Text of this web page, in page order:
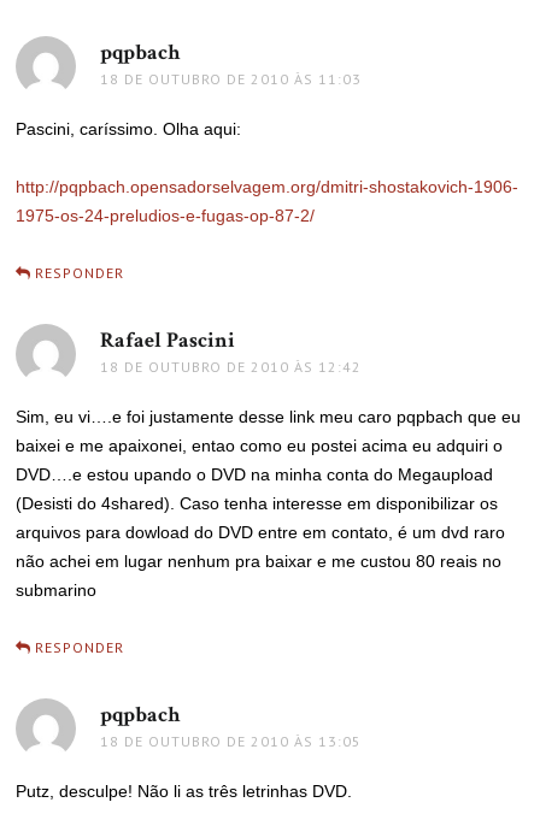
pqpbachdisse:
18 DE OUTUBRO DE 2010 ÀS 11:03
Pascini, caríssimo. Olha aqui:
http://pqpbach.opensadorselvagem.org/dmitri-shostakovich-1906-
1975-os-24-preludios-e-fugas-op-87-2/
RESPONDER
Rafael Pascini
18 DE OUTUBRO DE 2010 ÀS 12:42
Sim, eu vi….e foi justamente desse link meu caro pqpbach que eu
baixei e me apaixonei, entao como eu postei acima eu adquiri o
DVD….e estou upando o DVD na minha conta do Megaupload
(Desisti do 4shared). Caso tenha interesse em disponibilizar os
arquivos para dowload do DVD entre em contato, é um dvd raro
não achei em lugar nenhum pra baixar e me custou 80 reais no
submarino
RESPONDER
pqpbachdisse:
18 DE OUTUBRO DE 2010 ÀS 13:05
Putz, desculpe! Não li as três letrinhas DVD.